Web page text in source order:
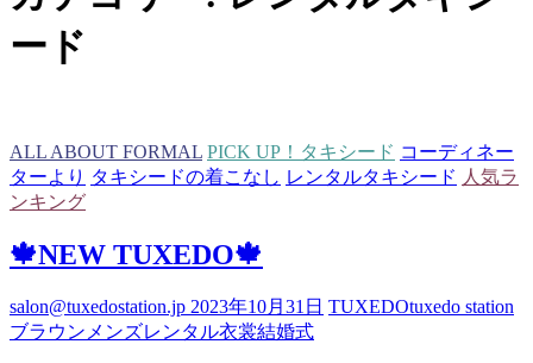
ード
ALL ABOUT FORMAL PICK UP！タキシード コーディネー
ターより タキシードの着こなし レンタルタキシード 人気ラ
ンキング
🍁NEW TUXEDO🍁
salon@tuxedostation.jp 2023年10月31日 TUXEDOtuxedo station
ブラウン メンズレンタル衣裳結婚式